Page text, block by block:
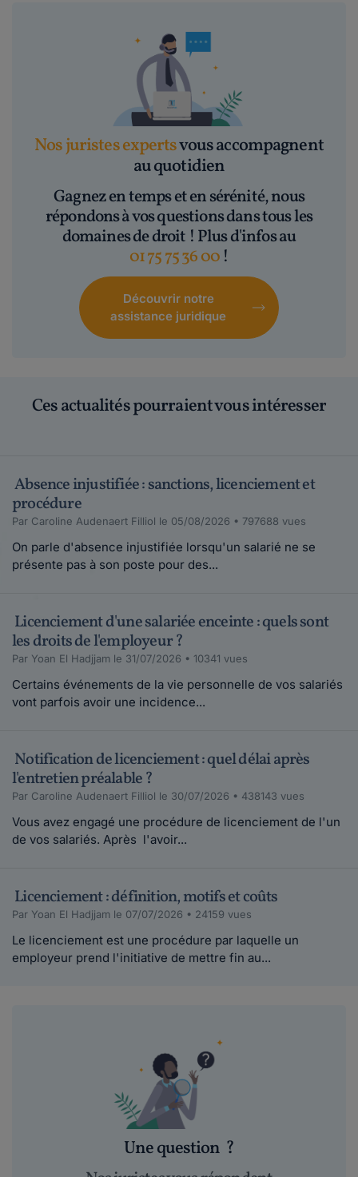
Nos juristes expertsvous accompagnent
au quotidien
Gagnez en temps et en sérénité, nous
répondons à vos questions dans tous les
domaines de droit ! Plus d'infos au
01 75 75 36 00 !
Découvrir notre
assistance juridique
Ces actualités pourraient vous intéresser
Absence injustifiée : sanctions, licenciement et
procédure
Par Caroline Audenaert Filliol le 05/08/2026 • 797688 vues
On parle d'absence injustifiée lorsqu'un salarié ne se
présente pas à son poste pour des...
Licenciement d'une salariée enceinte : quels sont
les droits de l'employeur ?
Par Yoan El Hadjjam le 31/07/2026 • 10341 vues
Certains événements de la vie personnelle de vos salariés
vont parfois avoir une incidence...
Notification de licenciement : quel délai après
l'entretien préalable ?
Par Caroline Audenaert Filliol le 30/07/2026 • 438143 vues
Vous avez engagé une procédure de licenciement de l'un
de vos salariés. Après l'avoir...
Licenciement : définition, motifs et coûts
Par Yoan El Hadjjam le 07/07/2026 • 24159 vues
Le licenciement est une procédure par laquelle un
employeur prend l'initiative de mettre fin au...
Une question ?